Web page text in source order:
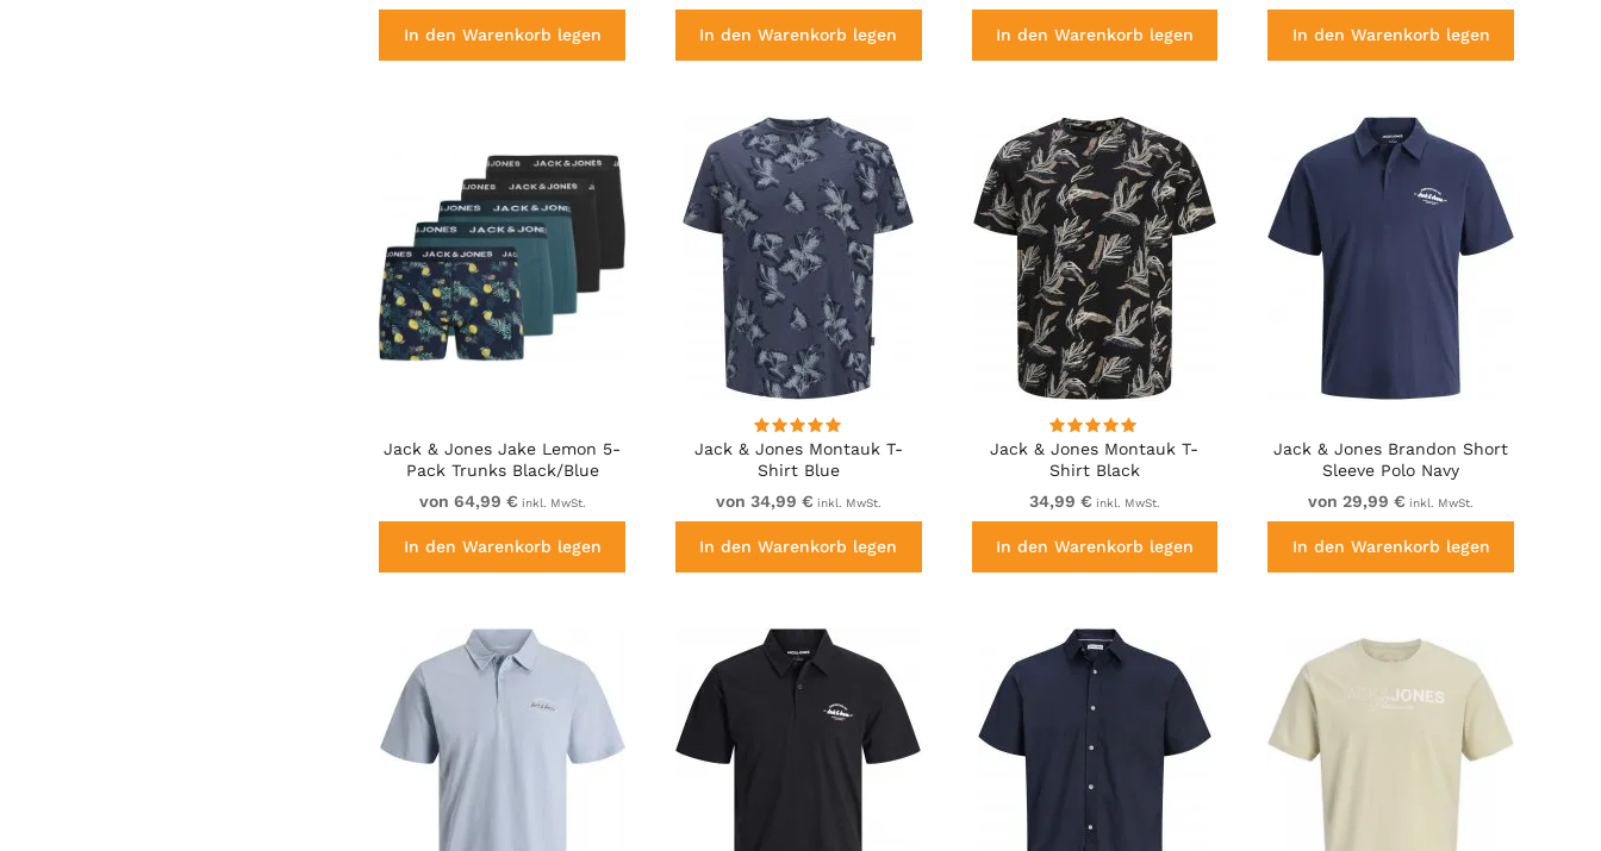
In den Warenkorb legen In den Warenkorb legen In den Warenkorb legen In den Warenkorb legen
Jack & Jones Jake Lemon 5-
Pack Trunks Black/Blue
von 64,99 € inkl. MwSt.
In den Warenkorb legen
Jack & Jones Montauk T-
Shirt Blue
von 34,99 € inkl. MwSt.
In den Warenkorb legen
Jack & Jones Montauk T-
Shirt Black
34,99 € inkl. MwSt.
In den Warenkorb legen
Jack & Jones Brandon Short
Sleeve Polo Navy
von 29,99 € inkl. MwSt.
In den Warenkorb legen